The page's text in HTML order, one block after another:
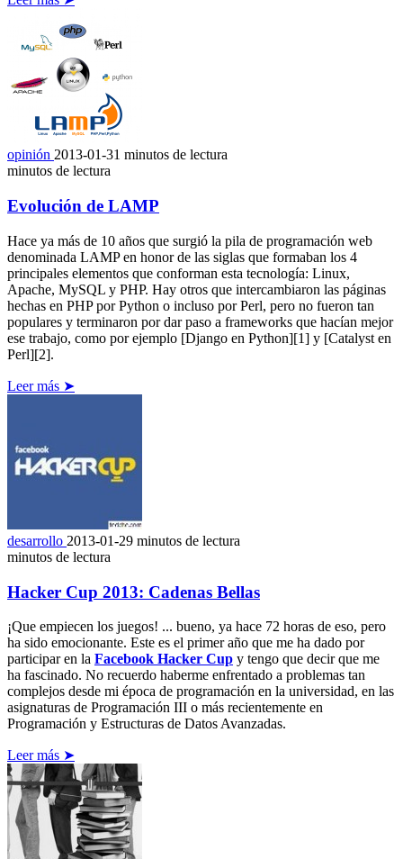
opinión 2013-01-31 minutos de lectura
minutos de lectura
Evolución de LAMP
Hace ya más de 10 años que surgió la pila de programación web
denominada LAMP en honor de las siglas que formaban los 4
principales elementos que conforman esta tecnología: Linux,
Apache, MySQL y PHP. Hay otros que intercambiaron las páginas
hechas en PHP por Python o incluso por Perl, pero no fueron tan
populares y terminaron por dar paso a frameworks que hacían mejor
ese trabajo, como por ejemplo [Django en Python][1] y [Catalyst en
Perl][2].
Leer más ➤
desarrollo 2013-01-29 minutos de lectura
minutos de lectura
Hacker Cup 2013: Cadenas Bellas
¡Que empiecen los juegos! ... bueno, ya hace 72 horas de eso, pero
ha sido emocionante. Este es el primer año que me ha dado por
participar en la Facebook Hacker Cup y tengo que decir que me
ha fascinado. No recuerdo haberme enfrentado a problemas tan
complejos desde mi época de programación en la universidad, en las
asignaturas de Programación III o más recientemente en
Programación y Estructuras de Datos Avanzadas.
Leer más ➤